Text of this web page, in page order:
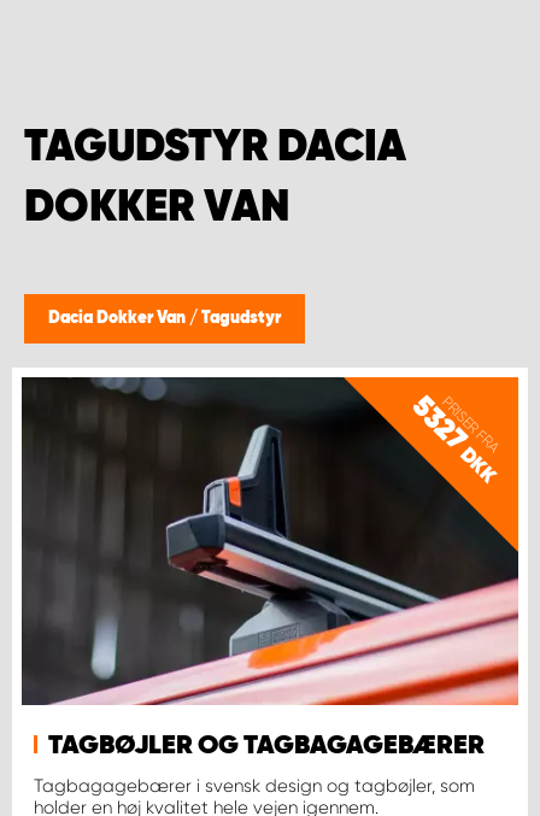
TAGUDSTYR DACIA
DOKKER VAN
Dacia Dokker Van / Tagudstyr
PRISER FRA
5327
DKK
TAGBØJLER OG TAGBAGAGEBÆRER
Tagbagagebærer i svensk design og tagbøjler, som
holder en høj kvalitet hele vejen igennem.